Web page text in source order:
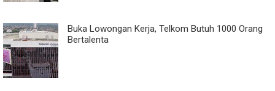
Buka Lowongan Kerja, Telkom Butuh 1000 Orang
Bertalenta